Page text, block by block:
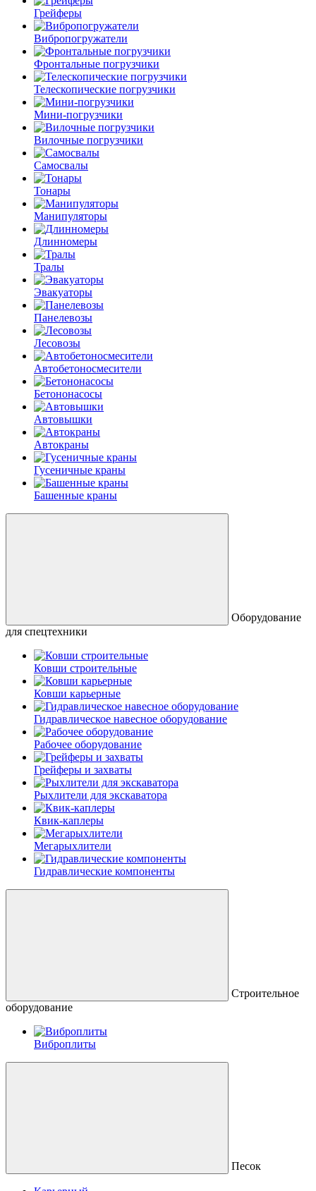
Грейферы
Вибро­погружатели
Фронтальные погрузчики
Телескопические погрузчики
Мини-погрузчики
Вилочные погрузчики
Самосвалы
Тонары
Манипуляторы
Длинномеры
Тралы
Эвакуаторы
Панелевозы
Лесовозы
Автобетоно­смесители
Бетононасосы
Автовышки
Автокраны
Гусеничные краны
Башенные краны
Оборудование
для спецтехники
Ковши строительные
Ковши карьерные
Гидравлическое навесное оборудование
Рабочее оборудование
Грейферы и захваты
Рыхлители для экскаватора
Квик-каплеры
Мегарыхлители
Гидравлические компоненты
Строительное
оборудование
Виброплиты
Песок